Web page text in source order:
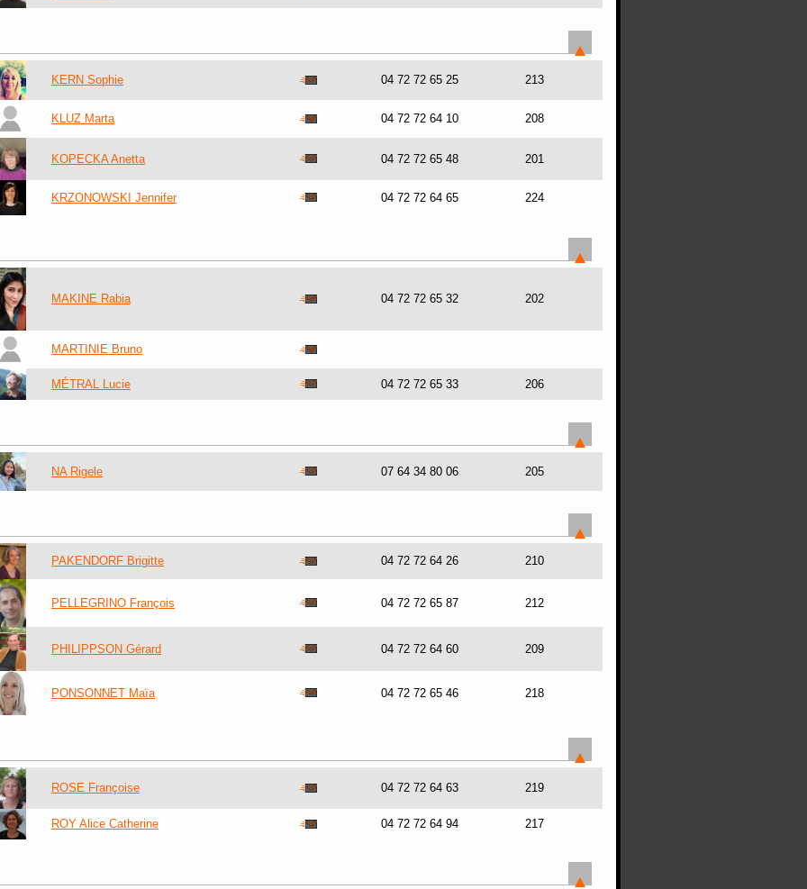
KERN Sophie 04 72 72 65 25 213
KLUZ Marta 04 72 72 64 10 208
KOPECKA Anetta 04 72 72 65 48 201
KRZONOWSKI Jennifer 04 72 72 64 65 224
MAKINE Rabia 04 72 72 65 32 202
MARTINIE Bruno
MÉTRAL Lucie 04 72 72 65 33 206
NA Rigele 07 64 34 80 06 205
PAKENDORF Brigitte 04 72 72 64 26 210
PELLEGRINO François 04 72 72 65 87 212
PHILIPPSON Gérard 04 72 72 64 60 209
PONSONNET Maïa 04 72 72 65 46 218
ROSE Françoise 04 72 72 64 63 219
ROY Alice Catherine 04 72 72 64 94 217